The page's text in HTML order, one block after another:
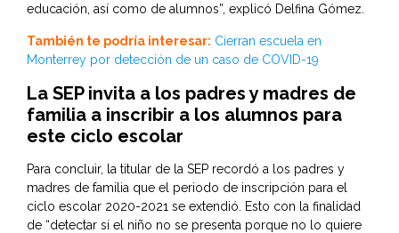
educación, así como de alumnos”, explicó Delfina Gómez.
También te podría interesar: Cierran escuela en
Monterrey por detección de un caso de COVID-19
La SEP invita a los padres y madres de
familia a inscribir a los alumnos para
este ciclo escolar
Para concluir, la titular de la SEP recordó a los padres y
madres de familia que el periodo de inscripción para el
ciclo escolar 2020-2021 se extendió. Esto con la finalidad
de “detectar si el niño no se presenta porque no lo quiere